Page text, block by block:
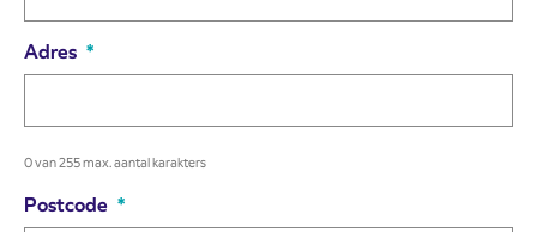
Adres *
0 van 255 max. aantal karakters
Postcode *